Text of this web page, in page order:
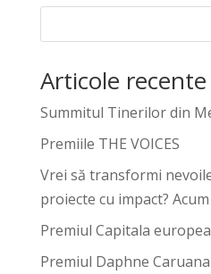
Articole recente
Summitul Tinerilor din
Premiile THE VOICES
Vrei să transformi
proiecte cu impact?
Premiul Capitala
Premiul Daphne